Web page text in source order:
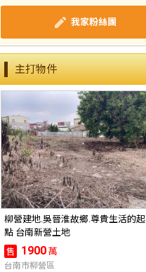
我家粉絲團
主打物件
柳營建地.吳晉淮故鄉.尊貴生活的起
點 台南新營土地
售 1900 萬
台南市柳營區